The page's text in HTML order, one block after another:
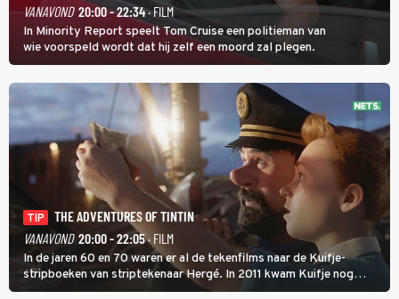
VANAVOND 20:00 - 22:34· FILM
In Minority Report speelt Tom Cruise een politieman van
wie voorspeld wordt dat hij zelf een moord zal plegen.
TIP
THE ADVENTURES OF TINTIN
VANAVOND 20:00 - 22:05· FILM
In de jaren 60 en 70 waren er al de tekenfilms naar de Kuifje-
stripboeken van striptekenaar Hergé. In 2011 kwam Kuifje nog
meer tot leven in The Adventures of Tintin van Steven Spielberg.